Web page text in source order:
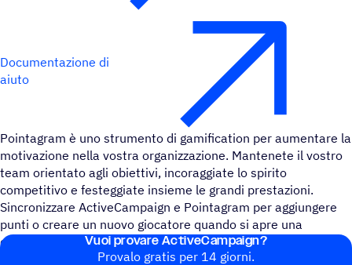
Documentazione di
aiuto
Pointagram è uno strumento di gamification per aumentare la
motivazione nella vostra organizzazione. Mantenete il vostro
team orientato agli obiettivi, incoraggiate lo spirito
competitivo e festeggiate insieme le grandi prestazioni.
Sincronizzare ActiveCampaign e Pointagram per aggiungere
punti o creare un nuovo giocatore quando si apre una
campagna.
Vuoi provare ActiveCampaign?
Provalo gratis per 14 giorni.